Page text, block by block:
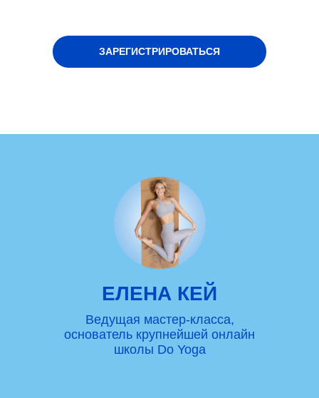
ЗАРЕГИСТРИРОВАТЬСЯ
ЕЛЕНА КЕЙ
Ведущая мастер-класса,
основатель крупнейшей онлайн
школы Do Yoga